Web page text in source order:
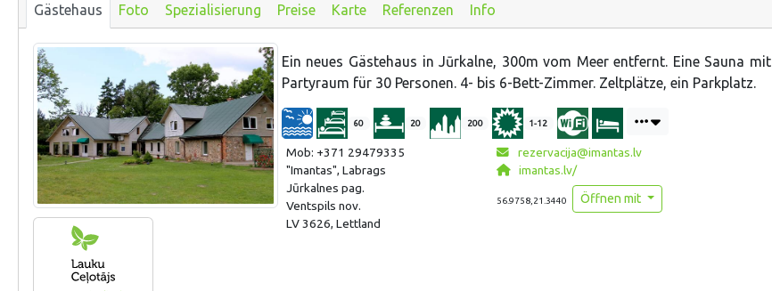
Gästehaus Foto Spezialisierung Preise Karte Referenzen Info
Ein neues Gästehaus in Jūrkalne, 300m vom Meer entfernt. Eine Sauna mit
Partyraum für 30 Personen. 4- bis 6-Bett-Zimmer. Zeltplätze, ein Parkplatz.
60 20 200 1-12
Mob: +371 29479335
"Imantas", Labrags
Jūrkalnes pag.
Ventspils nov.
LV 3626, Lettland
rezervacija@imantas.lv
imantas.lv/
56.9758,21.3440 Öffnen mit